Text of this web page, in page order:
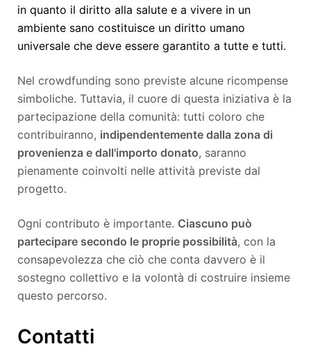
in quanto il diritto alla salute e a vivere in un
ambiente sano costituisce un diritto umano
universale che deve essere garantito a tutte e tutti.
Nel crowdfunding sono previste alcune ricompense
simboliche. Tuttavia, il cuore di questa iniziativa è la
partecipazione della comunità: tutti coloro che
contribuiranno, indipendentemente dalla zona di
provenienza e dall'importo donato, saranno
pienamente coinvolti nelle attività previste dal
progetto.
Ogni contributo è importante. Ciascuno può
partecipare secondo le proprie possibilità, con la
consapevolezza che ciò che conta davvero è il
sostegno collettivo e la volontà di costruire insieme
questo percorso.
Contatti